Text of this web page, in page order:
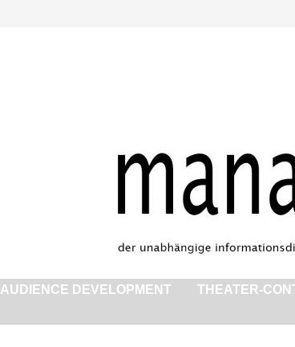
AUDIENCE DEVELOPMENT
THEATER-